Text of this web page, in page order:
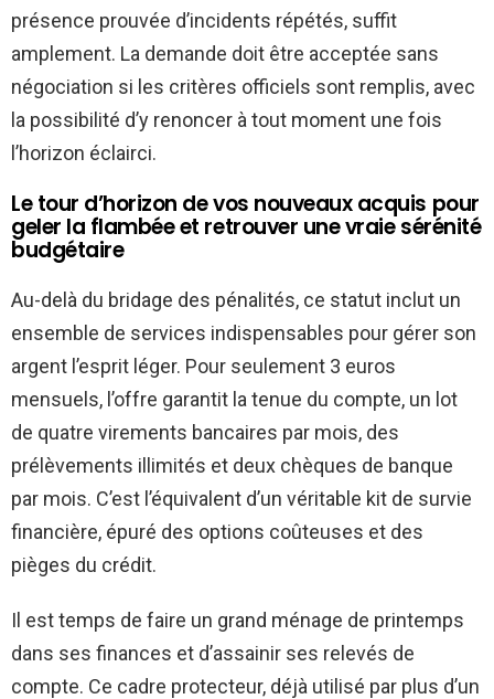
présence prouvée d’incidents répétés, suffit
amplement. La demande doit être acceptée sans
négociation si les critères officiels sont remplis, avec
la possibilité d’y renoncer à tout moment une fois
l’horizon éclairci.
Le tour d’horizon de vos nouveaux acquis pour
geler la flambée et retrouver une vraie sérénité
budgétaire
Au-delà du bridage des pénalités, ce statut inclut un
ensemble de services indispensables pour gérer son
argent l’esprit léger. Pour seulement 3 euros
mensuels, l’offre garantit la tenue du compte, un lot
de quatre virements bancaires par mois, des
prélèvements illimités et deux chèques de banque
par mois. C’est l’équivalent d’un véritable kit de survie
financière, épuré des options coûteuses et des
pièges du crédit.
Il est temps de faire un grand ménage de printemps
dans ses finances et d’assainir ses relevés de
compte. Ce cadre protecteur, déjà utilisé par plus d’un